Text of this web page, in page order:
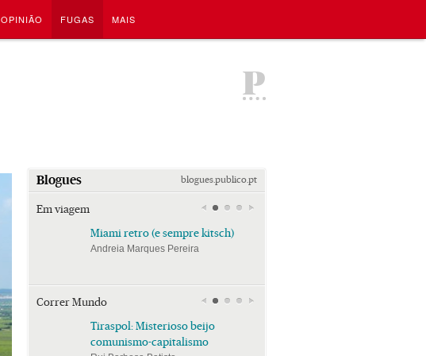
OPINIÃO FUGAS MAIS
P
Blogues blogues.publico.pt
Em viagem
Miami retro (e sempre kitsch)
Andreia Marques Pereira
Correr Mundo
Tiraspol: Misterioso beijo
comunismo-capitalismo